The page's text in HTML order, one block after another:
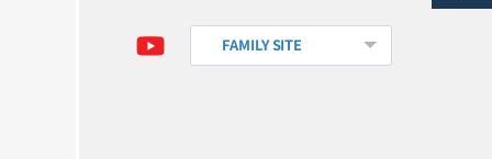
FAMILY SITE